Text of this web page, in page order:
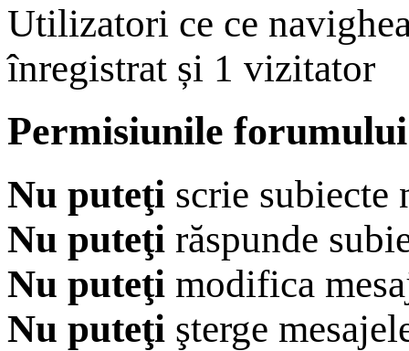
Utilizatori ce ce
înregistrat și 1 vizitator
Permisiunile forumului
Nu puteţi scrie subiecte
Nu puteţi răspunde
Nu puteţi modifica
Nu puteţi şterge